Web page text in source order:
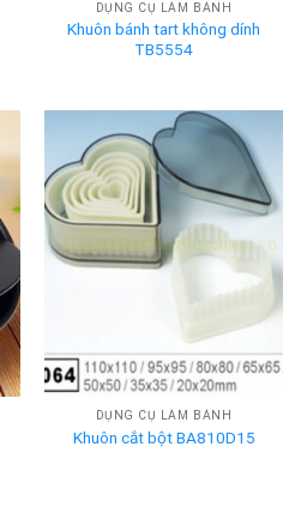
DỤNG CỤ LÀM BÁNH
Khuôn bánh tart không dính
TB5554
DỤNG CỤ LÀM BÁNH
Khuôn cắt bột BA810D15